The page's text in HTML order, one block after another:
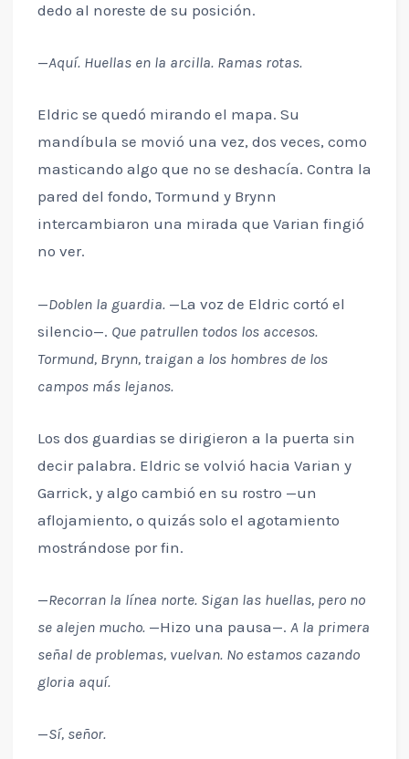
dedo al noreste de su posición.
—Aquí. Huellas en la arcilla. Ramas rotas.
Eldric se quedó mirando el mapa. Su
mandíbula se movió una vez, dos veces, como
masticando algo que no se deshacía. Contra la
pared del fondo, Tormund y Brynn
intercambiaron una mirada que Varian fingió
no ver.
—Doblen la guardia.—La voz de Eldric cortó el
silencio—. Que patrullen todos los accesos.
Tormund, Brynn, traigan a los hombres de los
campos más lejanos.
Los dos guardias se dirigieron a la puerta sin
decir palabra. Eldric se volvió hacia Varian y
Garrick, y algo cambió en su rostro —un
aflojamiento, o quizás solo el agotamiento
mostrándose por fin.
—Recorran la línea norte. Sigan las huellas, pero no
se alejen mucho.—Hizo una pausa—. A la primera
señal de problemas, vuelvan. No estamos cazando
gloria aquí.
—Sí, señor.